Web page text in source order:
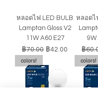
หลอดไฟ LED BULB
Lamptan Gloss V2
11W A60 E27
ราคาปกติ
฿70.00 ราคาขายลด
฿42.00
หลอดไ
9W
ราค
฿
colors!
colors!